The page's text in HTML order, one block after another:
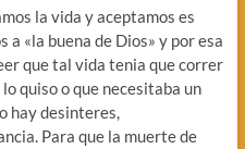
la vida y aceptamos es
a «la buena de Dios» y por esa
que tal vida tenia que correr
quiso o que necesitaba un
hay desinteres,
Para que la muerte de